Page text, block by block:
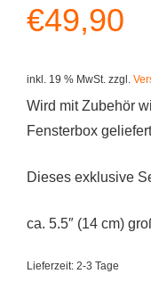
€49,90
inkl. 19 % MwSt. zzgl.
Wird mit Zubehör
Fensterbox
Dieses exklusive
ca. 5.5″ (14 cm)
Lieferzeit: 2-3 Tage